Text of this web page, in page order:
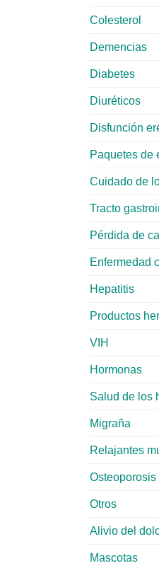
Colesterol
Demencias
Diabetes
Diuréticos
Disfunción
Paquetes de
Cuidado de
Tracto
Pérdida de
Enfermedad
Hepatitis
Productos
VIH
Hormonas
Salud de los
Migraña
Relajantes
Osteoporosis
Otros
Alivio del
Mascotas